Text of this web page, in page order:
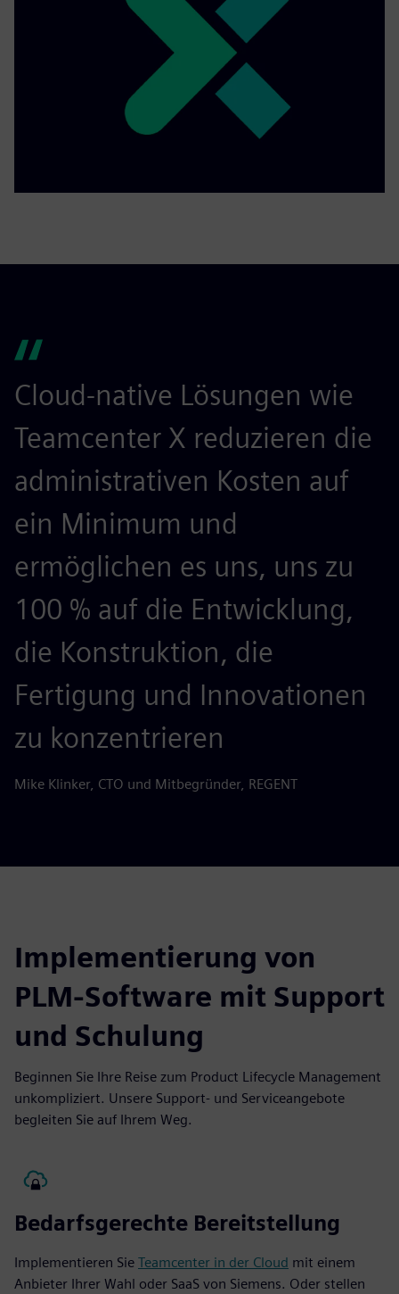
Cloud-native Lösungen wie
Teamcenter X reduzieren die
administrativen Kosten auf
ein Minimum und
ermöglichen es uns, uns zu
100 % auf die Entwicklung,
die Konstruktion, die
Fertigung und Innovationen
zu konzentrieren
Mike Klinker, CTO und Mitbegründer, REGENT
Implementierung von
PLM-Software mit Support
und Schulung
Beginnen Sie Ihre Reise zum Product Lifecycle Management
unkompliziert. Unsere Support- und Serviceangebote
begleiten Sie auf Ihrem Weg.
Bedarfsgerechte Bereitstellung
Implementieren Sie Teamcenter in der Cloud mit einem
Anbieter Ihrer Wahl oder SaaS von Siemens. Oder stellen